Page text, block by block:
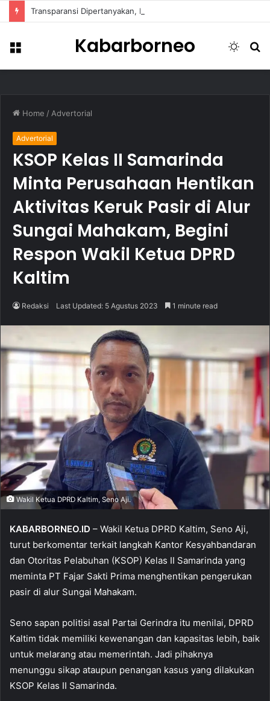
Menu Kabarborneo
Switch
Home / Advertorial
Advertorial
KSOP Kelas II Samarinda
Minta Perusahaan Hentikan
Aktivitas Keruk Pasir di Alur
Sungai Mahakam, Begini
Respon Wakil Ketua DPRD
Kaltim
Redaksi Last Updated: 5 Agustus 2023 1 minute read
Wakil Ketua DPRD Kaltim, Seno Aji.
KABARBORNEO.ID – Wakil Ketua DPRD Kaltim, Seno Aji,
turut berkomentar terkait langkah Kantor Kesyahbandaran
dan Otoritas Pelabuhan (KSOP) Kelas II Samarinda yang
meminta PT Fajar Sakti Prima menghentikan pengerukan
pasir di alur Sungai Mahakam.
Seno sapan politisi asal Partai Gerindra itu menilai, DPRD
Kaltim tidak memiliki kewenangan dan kapasitas lebih, baik
untuk melarang atau memerintah. Jadi pihaknya
menunggu sikap ataupun penangan kasus yang dilakukan
KSOP Kelas II Samarinda.